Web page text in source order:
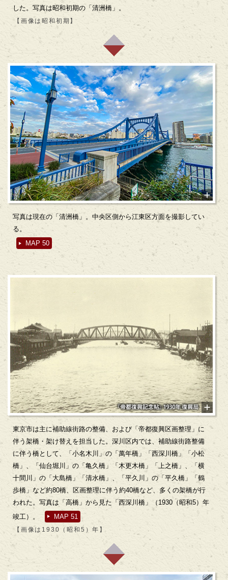
した。写真は昭和初期の「清洲橋」。
【画像は昭和初期】
写真は現在の「清洲橋」。中央区側から江東区方面を撮影してい
る。
MAP 50
東京市は主に補助線街路の整備、および「帝都復興区画整理」に
伴う架橋・架け替えを担当した。深川区内では、補助線街路整備
に伴う橋として、「小名木川」の「萬年橋」「西深川橋」「小松
橋」、「仙台堀川」の「亀久橋」「木更木橋」「上之橋」、「横
十間川」の「大島橋」「清水橋」、「平久川」の「平久橋」「鶴
歩橋」など約80橋、区画整理に伴う約40橋など、多くの架橋が行
われた。写真は「高橋」から見た「西深川橋」（1930（昭和5）年
竣工）。
MAP 51
【画像は1930（昭和5）年】